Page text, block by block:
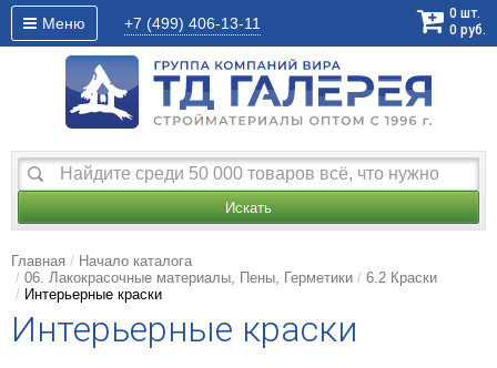
Меню +7 (499) 406-13-11
0 шт.
0 руб.
Искать
Главная
Начало каталога
06. Лакокрасочные материалы, Пены, Герметики
6.2 Краски
Интерьерные краски
Интерьерные краски